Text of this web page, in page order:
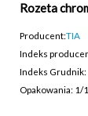
Rozeta
Producent:TIA
Indeks
Indeks
Opakowania: 1/